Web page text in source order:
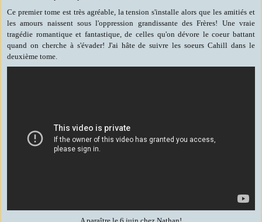
Ce premier tome est très agréable, la tension s'installe alors que les amitiés et
les amours naissent sous l'oppression grandissante des Frères! Une vraie
tragédie romantique et fantastique, de celles qu'on dévore le coeur battant
quand on cherche à s'évader! J'ai hâte de suivre les soeurs Cahill dans le
deuxième tome.